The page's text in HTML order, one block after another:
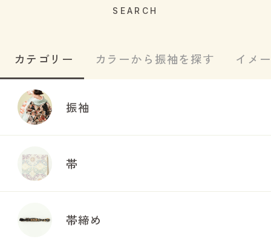
SEARCH
カテゴリー カラーから振袖を探す イメ
振袖
帯
帯締め